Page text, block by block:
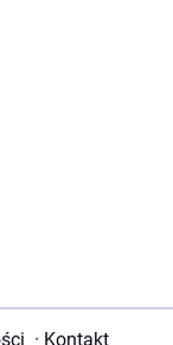
· Kontakt